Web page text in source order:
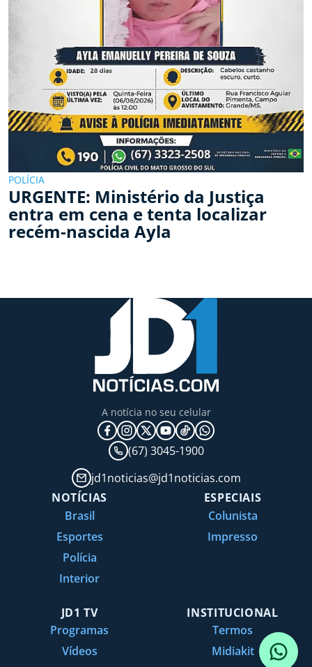
POLÍCIA
URGENTE: Ministério da Justiça
entra em cena e tenta localizar
recém-nascida Ayla
A notícia no seu celular
(67) 3045-1900
jd1noticias@jd1noticias.com
NOTÍCIAS
Brasil
Esportes
Polícia
Interior
ESPECIAIS
Colunista
Impresso
JD1 TV
Programas
Vídeos
INSTITUCIONAL
Termos
Midiakit